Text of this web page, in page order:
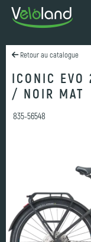
Retour au catalogue
ICONIC EVO
/ NOIR MAT
835-56548